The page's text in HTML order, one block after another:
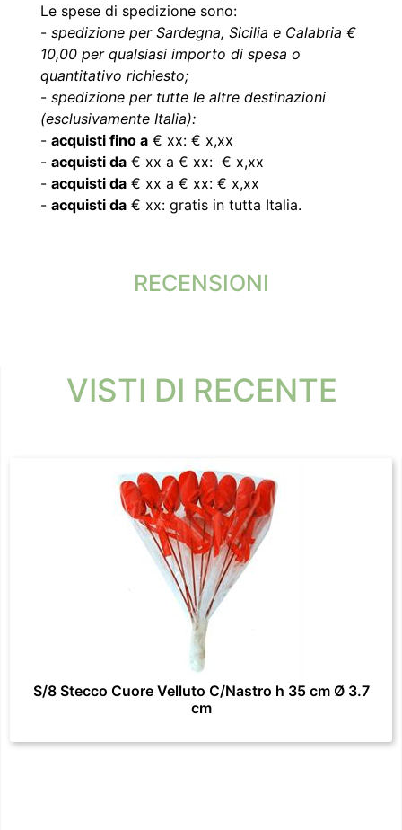
Le spese di spedizione sono:
- spedizione per Sardegna, Sicilia e Calabria €
10,00 per qualsiasi importo di spesa o
quantitativo richiesto;
- spedizione per tutte le altre destinazioni
(esclusivamente Italia):
- acquisti fino a € xx: € x,xx
- acquisti da € xx a € xx: € x,xx
- acquisti da € xx a € xx: € x,xx
- acquisti da € xx: gratis in tutta Italia.
RECENSIONI
VISTI DI RECENTE
S/8 Stecco Cuore Velluto C/Nastro h 35 cm Ø 3.7
cm